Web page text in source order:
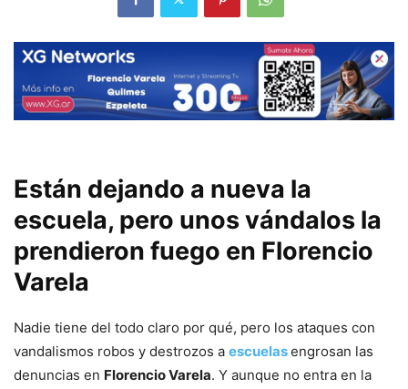
Están dejando a nueva la
escuela, pero unos vándalos la
prendieron fuego en Florencio
Varela
Nadie tiene del todo claro por qué, pero los ataques con
vandalismos robos y destrozos a escuelasengrosan las
denuncias en Florencio Varela. Y aunque no entra en la